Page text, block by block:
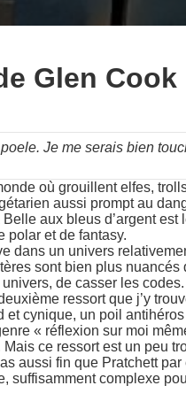
Glen Cook
Je me serais bien
où grouillent elfes,
aussi prompt au
aux bleus d’argent
polar et de fantasy.
dans un univers
sont bien plus nuancés
de casser les
ressort que j’y
cynique, un poil
« réflexion sur moi
ce ressort est un peu
aussi fin que Pratchett
suffisamment complexe